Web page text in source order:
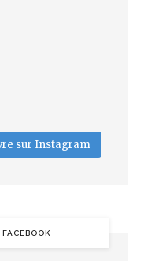
sur Instagram